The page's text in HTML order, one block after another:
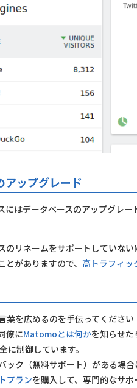
アップグレード
にはデータベースのアップグレ
のリネームをサポートしていな
がありますので、 高トラフィ
葉を広めるのを手伝ってくださ
僚にMatomoとは何かを知らせ
に制御しています。
ック（無料サポート）がある場合
プランを購入して、専門的なサポ